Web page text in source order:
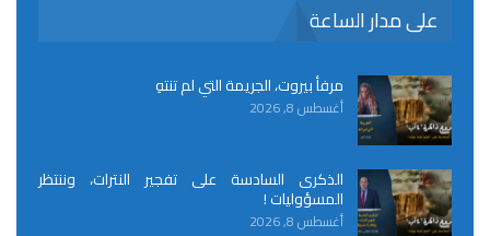
على مدار الساعة
مرفأ بيروت، الجريمة التي لم تنتهِ
أغسطس 8, 2026
الذكرى السادسة على تفجير النترات، وننتظر
المسؤوليات !
أغسطس 8, 2026